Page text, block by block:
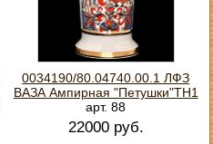
0034190/80.04740.00.1 ЛФЗ
ВАЗА Ампирная "Петушки"ТН1
арт. 88
22000 руб.